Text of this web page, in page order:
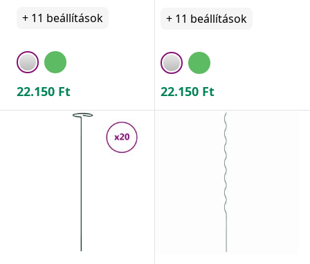
+ 11 beállítások
22.150 Ft
+ 11 beállítások
22.150 Ft